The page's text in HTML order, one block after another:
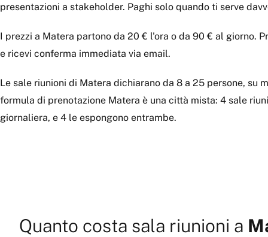
presentazioni a stakeholder. Paghi solo quando ti serve
I prezzi a Matera partono da 20 € l'ora o da 90 € al giorno.
e ricevi conferma immediata via email.
Le sale riunioni di Matera dichiarano da 8 a 25 persone, su
formula di prenotazione Matera è una città mista: 4 sale
giornaliera, e 4 le espongono entrambe.
Quanto costa sala riunioni a